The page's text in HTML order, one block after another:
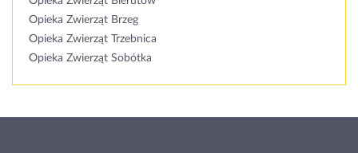
Opieka Zwierząt Brzeg
Opieka Zwierząt Trzebnica
Opieka Zwierząt Sobótka